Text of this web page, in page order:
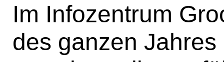
Im Infozentrum
des ganzen